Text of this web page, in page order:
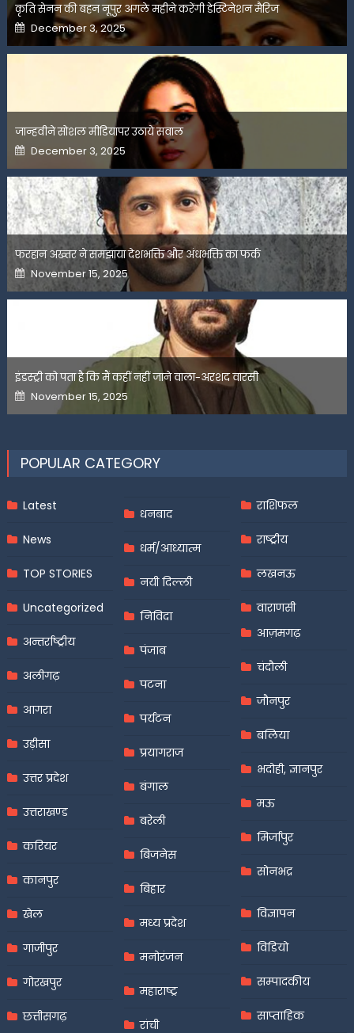
कृति सेनन की बहन नूपुर अगले महीने करेंगी डेस्टिनेशन मैरिज
Posted
on
December 3, 2025
जान्हवीने सोशल मीडियापर उठाये सवाल
Posted
on
December 3, 2025
फरहान अख्तर ने समझाया देशभक्ति और अंधभक्ति का फर्क
Posted
on
November 15, 2025
इंडस्ट्री को पता है कि मैं कहीं नहीं जाने वाला-अरशद वारसी
Posted
on
November 15, 2025
POPULAR CATEGORY
Latest
News
TOP STORIES
Uncategorized
अन्तर्राष्ट्रीय
अलीगढ़
आगरा
उड़ीसा
उत्तर प्रदेश
उत्तराखण्ड
करियर
कानपुर
खेल
गाजीपुर
गोरखपुर
छत्तीसगढ़
धनबाद
धर्म/आध्यात्म
नयी दिल्ली
निविदा
पंजाब
पटना
पर्यटन
प्रयागराज
बंगाल
बरेली
बिजनेस
बिहार
मध्य प्रदेश
मनोरंजन
महाराष्ट्र
रांची
राशिफल
राष्ट्रीय
लखनऊ
वाराणसी
आज़मगढ़
चंदौली
जौनपुर
बलिया
भदोही, ज्ञानपुर
मऊ
मिर्जापुर
सोनभद्र
विज्ञापन
विडियो
सम्पादकीय
साप्ताहिक